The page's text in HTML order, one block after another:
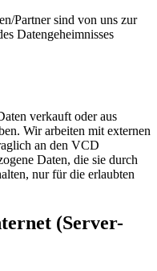
Partner sind von uns zur
Datengeheimnisses
verkauft oder aus
Wir arbeiten mit externen
an den VCD
Daten, die sie durch
nur für die erlaubten
(Server-